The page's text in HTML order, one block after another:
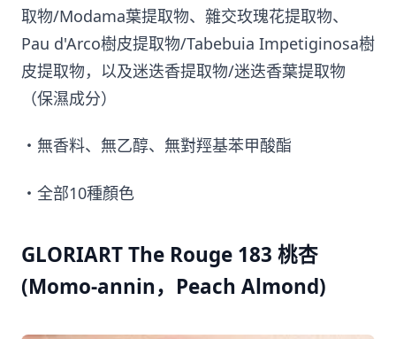
取物/Modama葉提取物、雜交玫瑰花提取物、
Pau d'Arco樹皮提取物/Tabebuia Impetiginosa樹
皮提取物，以及迷迭香提取物/迷迭香葉提取物
（保濕成分）
・無香料、無乙醇、無對羥基苯甲酸酯
・全部10種顏色
GLORIART The Rouge 183 桃杏
(Momo-annin，Peach Almond)